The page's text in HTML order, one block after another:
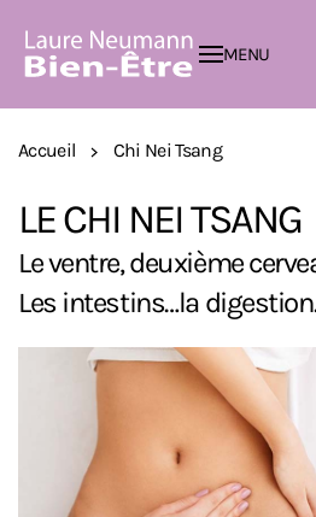
Passer au contenu principal
MENU
Accueil Chi Nei Tsang
LE CHI NEI TSANG
Le ventre, deuxième
Les intestins…la